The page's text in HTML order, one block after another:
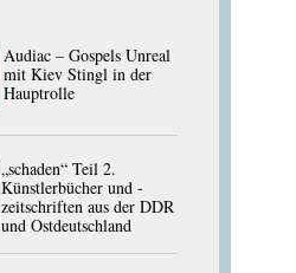
Audiac – Gospels Unreal
mit Kiev Stingl in der
Hauptrolle
„schaden“ Teil 2.
Künstlerbücher und -
zeitschriften aus der DDR
und Ostdeutschland